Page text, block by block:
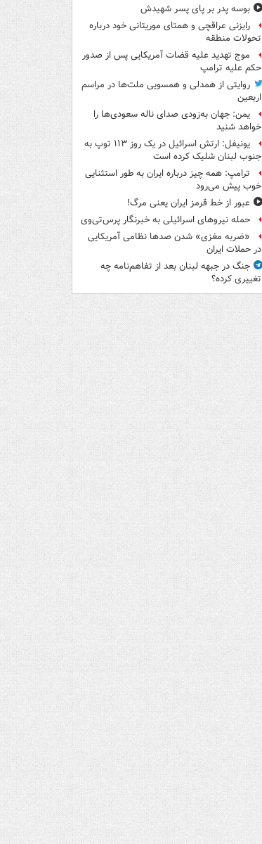
بوسه‌ پدر بر پای پسر شهیدش
رایزنی عراقچی و همتای موریتانی خود درباره
تحولات منطقه
موج تهدید علیه قضات آمریکایی پس از صدور
حکم علیه ترامپ
روایتی از همدلی و همسویی ملت‌ها در مراسم
اربعین
یمن: جهان به‌زودی صدای ناله سعودی‌ها را
خواهد شنید
یونیفل: ارتش اسرائیل در یک روز ۱۱۳ توپ به
جنوب لبنان شلیک کرده است
ترامپ: همه چیز درباره ایران به طور استثنایی
خوب پیش می‌رود
عبور از خط قرمز ایران یعنی مرگ!
حمله نیروهای اسرائیلی به خبرنگار پرس‌تی‌وی
«ضربه مغزی» شدن صدها نظامی آمریکایی
در حملات ایران
جنگ در جبهه لبنان بعد از تفاهم‌نامه چه
تغییری کرده؟